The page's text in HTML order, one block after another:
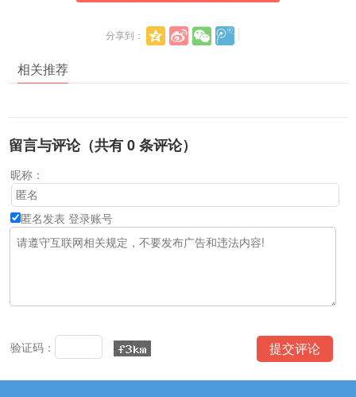
分享到：
相关推荐
留言与评论（共有0条评论）
昵称：
匿名发表 登录账号
验证码：